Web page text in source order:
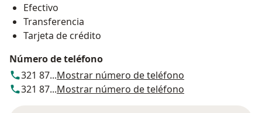
Efectivo
Transferencia
Tarjeta de crédito
Número de teléfono
321 87...Mostrar número de teléfono
321 87...Mostrar número de teléfono